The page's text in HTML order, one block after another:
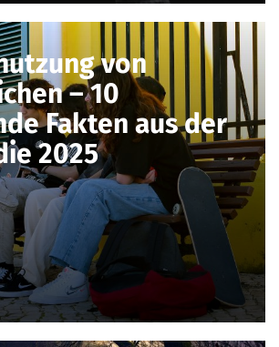
von
– 10
Fakten aus der
2025